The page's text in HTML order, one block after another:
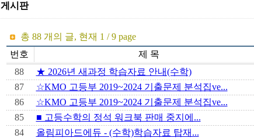
게시판
총 88 개의 글, 현재 1 / 9 page
번호
제 목
88
★ 2026년 새과정 학습자료 안내(수학)
87
☆KMO 고등부 2019~2024 기출문제 분석집ve...
86
☆KMO 고등부 2019~2024 기출문제 분석집ve...
85
■ 고등수학의 정석 워크북 판매 중지에...
84
올림피아드에듀 - (수학)학습자료 탑재...